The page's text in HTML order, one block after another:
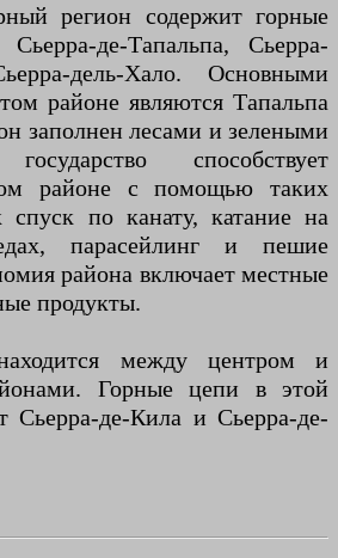
регион содержит горные
де-Тапальпа, Сьерра-
дель-Хало. Основными
районе являются Тапальпа
заполнен лесами и зелеными
способствует
районе с помощью таких
спуск по канату, катание на
парасейлинг и пешие
района включает местные
продукты.
между центром и
Горные цепи в этой
Сьерра-де-Кила и Сьерра-де-